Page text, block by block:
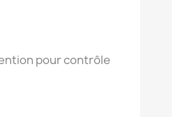
pour contrôle